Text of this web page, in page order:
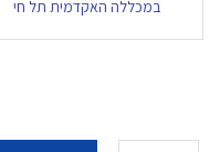
במכללה האקדמית תל חי